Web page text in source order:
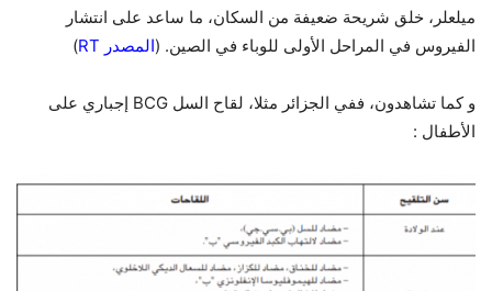
ميلعلر، خلق شريحة ضعيفة من السكان، ما ساعد على انتشار
الفيروس في المراحل الأولى للوباء في الصين. (المصدر RT )
و كما تشاهدون، ففي الجزائر مثلا، لقاح السل BCG إجباري على
الأطفال :